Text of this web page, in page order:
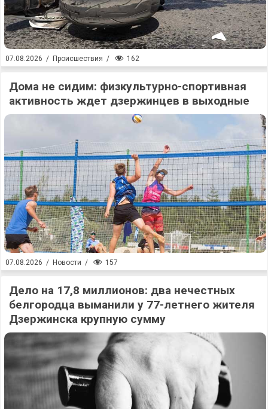
07.08.2026 / Происшествия / 162
Дома не сидим: физкультурно-спортивная
активность ждет дзержинцев в выходные
07.08.2026 / Новости / 157
Дело на 17,8 миллионов: два нечестных
белгородца выманили у 77-летнего жителя
Дзержинска крупную сумму